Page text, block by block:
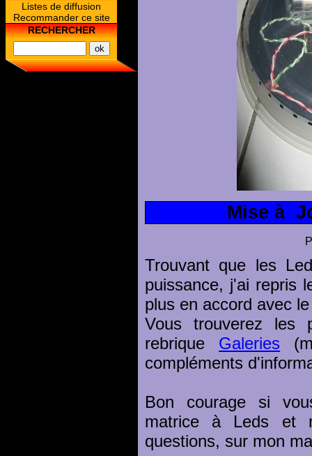
Listes de diffusion
Recommander ce site
RECHERCHER
Mise à
Trouvant que les
puissance, j'ai repris
plus en accord avec
Vous trouverez les
rebrique Galeries
compléments
Bon courage si
matrice à Leds et
questions, sur mon